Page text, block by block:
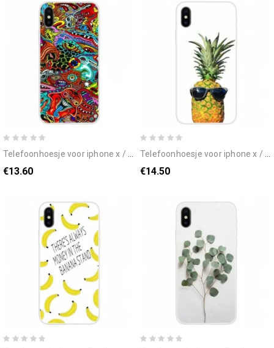
telefoonhoesje voor iphone x / xs tag waanzin
€13.60
telefoonhoesje voor iphone x / xs transparante ananas met bril
€14.50